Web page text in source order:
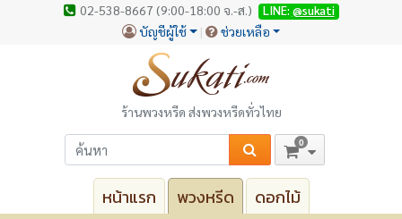
02-538-8667 (9:00-18:00 จ.-ส.) LINE: @sukati
บัญชีผู้ใช้ ช่วยเหลือ
ร้านพวงหรีด ส่งพวงหรีดทั่วไทย
0
หน้าแรก พวงหรีด ดอกไม้